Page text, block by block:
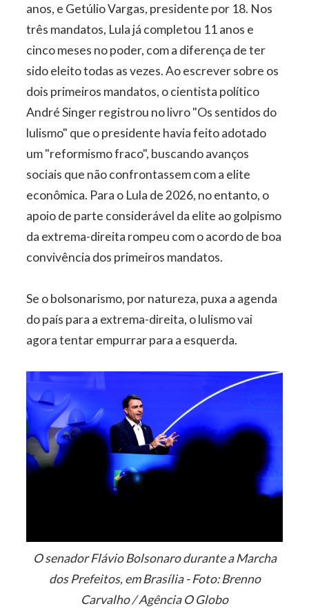
anos, e Getúlio Vargas, presidente por 18. Nos
três mandatos, Lula já completou 11 anos e
cinco meses no poder, com a diferença de ter
sido eleito todas as vezes. Ao escrever sobre os
dois primeiros mandatos, o cientista político
André Singer registrou no livro "Os sentidos do
lulismo" que o presidente havia feito adotado
um "reformismo fraco", buscando avanços
sociais que não confrontassem com a elite
econômica. Para o Lula de 2026, no entanto, o
apoio de parte considerável da elite ao golpismo
da extrema-direita rompeu com o acordo de boa
convivência dos primeiros mandatos.
Se o bolsonarismo, por natureza, puxa a agenda
do país para a extrema-direita, o lulismo vai
agora tentar empurrar para a esquerda.
O senador Flávio Bolsonaro durante a Marcha
dos Prefeitos, em Brasília - Foto: Brenno
Carvalho / Agência O Globo